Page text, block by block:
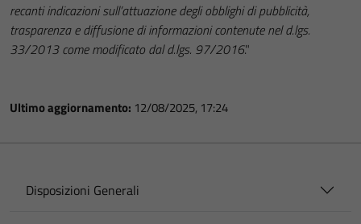
recanti indicazioni sull’attuazione degli obblighi di pubblicità,
trasparenza e diffusione di informazioni contenute nel d.lgs.
33/2013 come modificato dal d.lgs. 97/2016."
Ultimo aggiornamento: 12/08/2025, 17:24
Disposizioni Generali